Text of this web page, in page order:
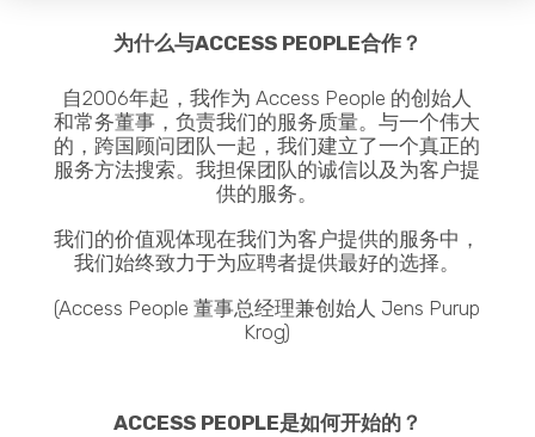
为什么与ACCESS PEOPLE合作？
自2006年起，我作为 Access People 的创始人
和常务董事，负责我们的服务质量。与一个伟大
的，跨国顾问团队一起，我们建立了一个真正的
服务方法搜索。我担保团队的诚信以及为客户提
供的服务。
我们的价值观体现在我们为客户提供的服务中，
我们始终致力于为应聘者提供最好的选择。
(Access People 董事总经理兼创始人 Jens Purup
Krog)
ACCESS PEOPLE是如何开始的？